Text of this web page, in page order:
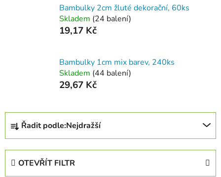
Bambulky 2cm žluté dekorační, 60ks
Skladem (24 balení)
19,17 Kč
Bambulky 1cm mix barev, 240ks
Skladem (44 balení)
29,67 Kč
Ř
z
Řadit podle:Nejdražší
OTEVŘÍT FILTR